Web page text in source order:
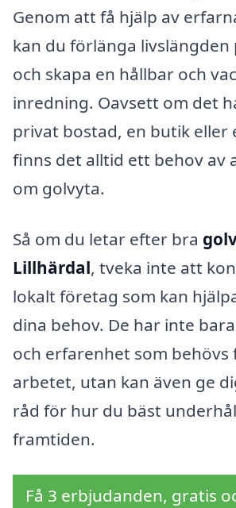
Genom att få hjälp av
kan du förlänga livslängden
och skapa en hållbar och
inredning. Oavsett om det
privat bostad, en butik eller
finns det alltid ett behov av
om golvyta.
Så om du letar efter bra
Lillhärdal, tveka inte att
lokalt företag som kan
dina behov. De har inte
och erfarenhet som
arbetet, utan kan även ge
råd för hur du bäst
framtiden.
Få 3 erbjudanden, gratis